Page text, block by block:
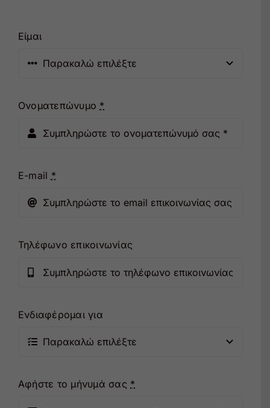
Είμαι
Ονοματεπώνυμο *
E-mail *
Τηλέφωνο επικοινωνίας
Ενδιαφέρομαι για
Αφήστε το μήνυμά σας *